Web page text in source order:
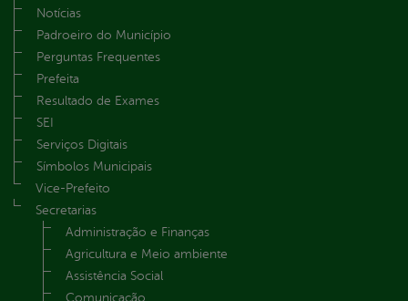
Notícias
Padroeiro do Município
Perguntas Frequentes
Prefeita
Resultado de Exames
SEI
Serviços Digitais
Símbolos Municipais
Vice-Prefeito
Secretarias
Administração e Finanças
Agricultura e Meio ambiente
Assistência Social
Comunicação